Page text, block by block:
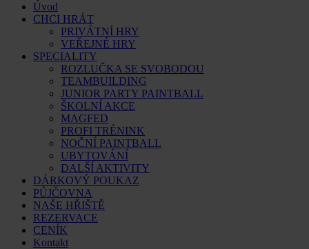
Úvod
CHCI HRÁT
PRIVÁTNÍ HRY
VEŘEJNÉ HRY
SPECIALITY
ROZLUČKA SE SVOBODOU
TEAMBUILDING
JUNIOR PARTY PAINTBALL
ŠKOLNÍ AKCE
MAGFED
PROFI TRÉNINK
NOČNÍ PAINTBALL
UBYTOVÁNÍ
DALŠÍ AKTIVITY
DÁRKOVÝ POUKAZ
PŮJČOVNA
NAŠE HŘIŠTĚ
REZERVACE
CENÍK
Kontakt